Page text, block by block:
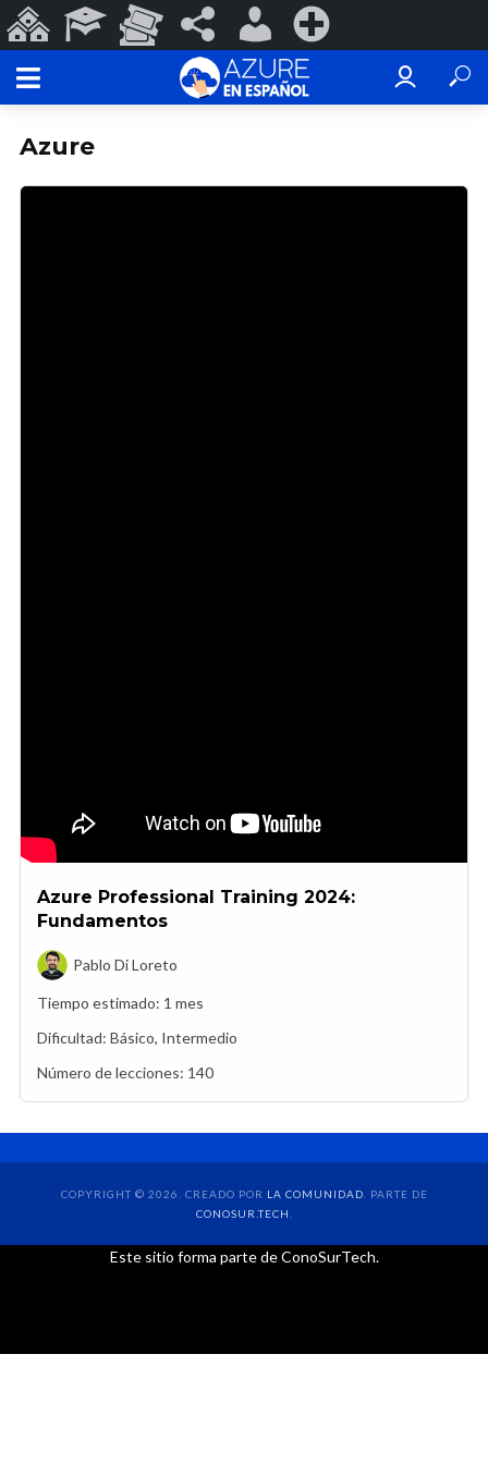
Azure
Azure Professional Training 2024:
Fundamentos
Pablo Di Loreto
Tiempo estimado: 1 mes
Dificultad: Básico, Intermedio
Número de lecciones: 140
COPYRIGHT © 2026. CREADO POR LA COMUNIDAD . PARTE DE
CONOSUR.TECH
Este sitio forma parte de ConoSurTech.
Sitios
de
Programas
Educativos
Eventos
y
Espectáculos
#ConoSurTech
en
redes
Iniciar
sesión